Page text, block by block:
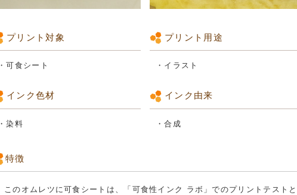
プリント対象
・可食シート
プリント用途
・イラスト
インク色材
・染料
インク由来
・合成
特徴
このオムレツに可食シートは、「可食性インク ラボ」でのプリントテスト